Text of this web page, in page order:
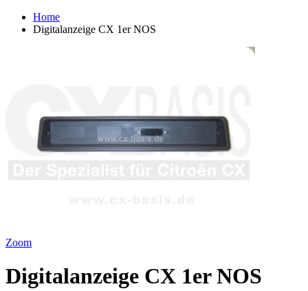
Home
Digitalanzeige CX 1er NOS
Zoom
Digitalanzeige CX 1er NOS